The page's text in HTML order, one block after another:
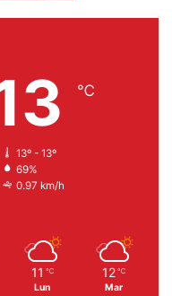
℃
13º - 13º
69%
0.97 km/h
11 ℃
Lun
12 ℃
Mar